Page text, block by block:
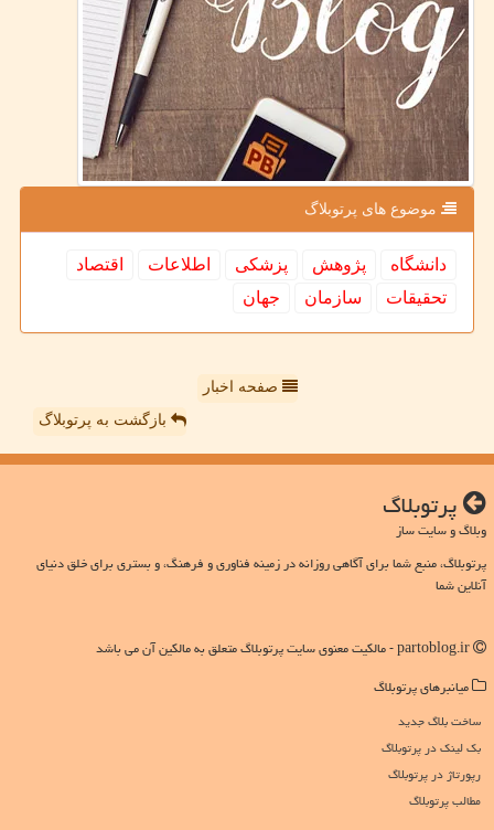
موضوع های پرتوبلاگ
دانشگاه پژوهش پزشكی اطلاعات
اقتصاد
تحقیقات
سازمان جهان
صفحه اخبار
بازگشت به پرتوبلاگ
پرتوبلاگ
وبلاگ و سایت ساز
پرتوبلاگ، منبع شما برای آگاهی روزانه در زمینه فناوری و فرهنگ، و بستری برای خلق دنیای
آنلاین شما
میانبرهای پرتوبلاگ
ساخت بلاگ جدید
بک لینک در پرتوبلاگ
رپورتاژ در پرتوبلاگ
مطالب پرتوبلاگ